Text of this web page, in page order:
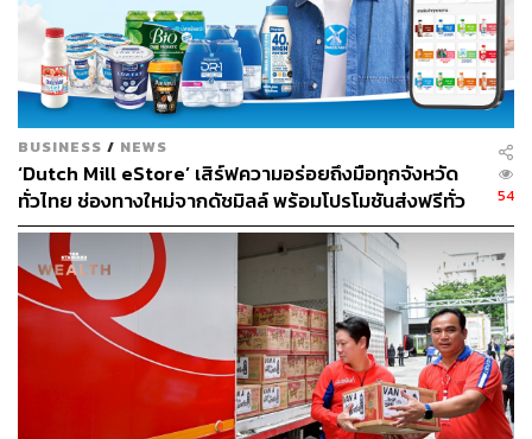
ที่น่าสนใจไม่แพ้กันคือการเปลี่ยนแปลงของกลุ่มนักท่องเที่ยว
ที่เข้ามาจับจ่ายในประเทศไทย โดยเฉพาะกลุ่ม FIT (Free
Independent Travelers) ที่มีอายุเฉลี่ย 24-35 ปี ซึ่งมองหา
ประสบการณ์การท่องเที่ยวมากกว่าการช้อปปิ้งแบบดั้งเดิม
ปานเทพย์ยังชี้ให้เห็นการเปลี่ยนแปลงที่น่าสนใจในพฤติกรรม
ผู้บริโภคปี 2025 โดยเฉพาะในกลุ่มสินค้าลักชัวรีที่ผู้บริโภค
จะลดการซื้อตามกระแสลง แต่หันมาให้ความสำคัญกับความ
คุ้มค่าของเงินและมองหาสินค้า ‘Timeless’ และ ‘Quiet
Luxury’ มากขึ้น
“แบรนด์จำเป็นต้องสร้างความแตกต่างและเรื่องราวที่ทำให้
ลูกค้าภูมิใจที่ได้ครอบครองสินค้าชิ้นนั้น เพื่อโดดเด่นจากคู่
แข่งในตลาด” ปานเทพย์กล่าว
BUSINESS / NEWS
‘Dutch Mill eStore’ เสิร์ฟความอร่อยถึงมือทุกจังหวัด
ทั่วไทย ช่องทางใหม่จากดัชมิลล์ พร้อมโปรโมชันส่งฟรีทั่ว
ประเทศ ส่งไว สั่งก่อนเที่ยง ได้ของวันถัดไป ส่งสินค้าแบบ
เย็นตรงจากโรงงาน [ADVERTORIAL]
54